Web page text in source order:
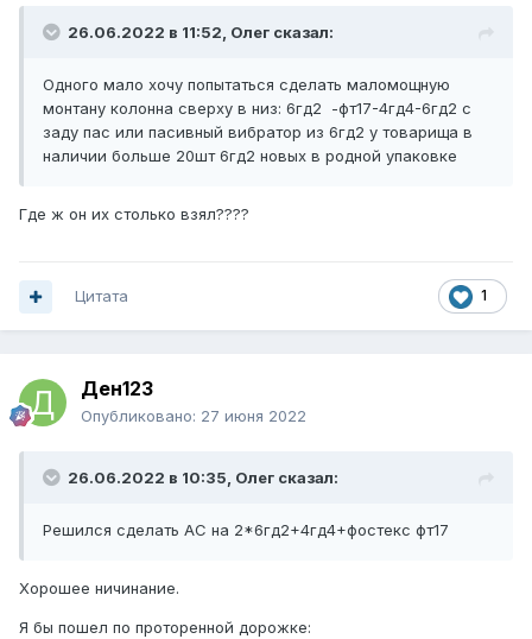
26.06.2022 в 11:52, Олег сказал:
Одного мало хочу попытаться сделать маломощную
монтану колонна сверху в низ: 6гд2 -фт17-4гд4-6гд2 с
заду пас или пасивный вибратор из 6гд2 у товарища в
наличии больше 20шт 6гд2 новых в родной упаковке
Где ж он их столько взял????
1
Цитата
Ден123
Опубликовано: 27 июня 2022
26.06.2022 в 10:35, Олег сказал:
Решился сделать АС на 2*6гд2+4гд4+фостекс фт17
Хорошее ничинание.
Я бы пошел по проторенной дорожке: